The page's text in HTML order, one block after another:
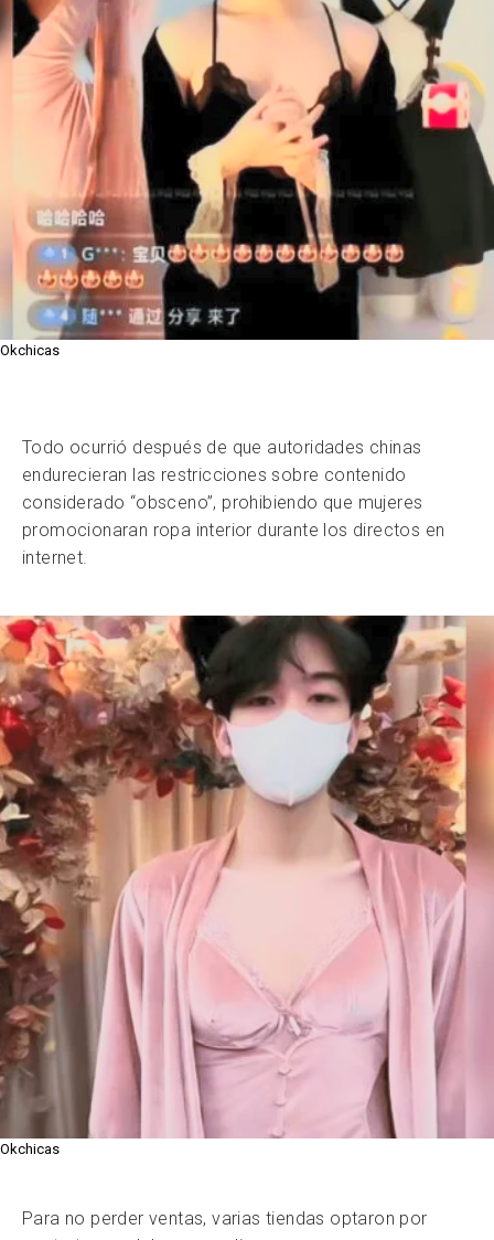
Okchicas
Todo ocurrió después de que autoridades chinas
endurecieran las restricciones sobre contenido
considerado “obsceno”, prohibiendo que mujeres
promocionaran ropa interior durante los directos en
internet.
Okchicas
Para no perder ventas, varias tiendas optaron por